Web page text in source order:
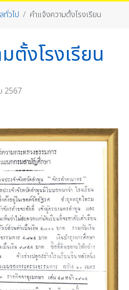
ทั่วไป คำแจ้งความตั้งโรงเรียน
ตั้งโรงเรียน
2567